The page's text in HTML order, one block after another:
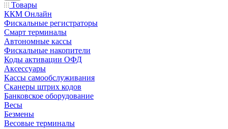
Товары
ККМ Онлайн
Фискальные регистраторы
Смарт терминалы
Автономные кассы
Фискальные накопители
Коды активации ОФД
Аксессуары
Кассы самообслуживания
Сканеры штрих кодов
Банковское оборудование
Весы
Безмены
Весовые терминалы